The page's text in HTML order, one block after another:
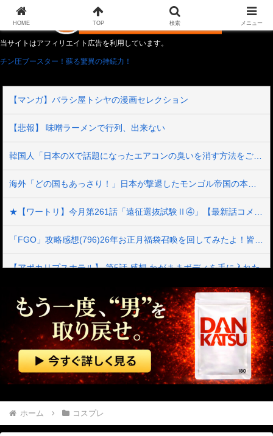
当サイトはアフィリエイト広告を利用しています。
チン圧ブースター！蘇る驚異の持続力！
【マンガ】バラシ屋トシヤの漫画セレクション
【悲報】 味噌ラーメンで行列、出来ない
【アポカリプスホテル】 第5話 感想 わがままボディを手に入れた
2/2【バカの壁】嫁は俺母がアポなし凸してくるのを嫌うし、母は悪意があってか平気で繰り返す。なぜ嫁姑は仲良くできないんだ？なんで女って生き物はこうもバカで感情的なのだろうか？
この小さな出来事でこの実行力の差よ…と人生そのものが心配になってしまう
【画像】 キリトの彼女、エ□い衣装を着てしまうｗｗｗ
【速報】 記者「中革連は食料品消費税ゼロを公約に掲げていたが？」→階猛氏「そ、それは財源確保という条件付き」
ホーム コスプレ
HOME TOP 検索 メニュー